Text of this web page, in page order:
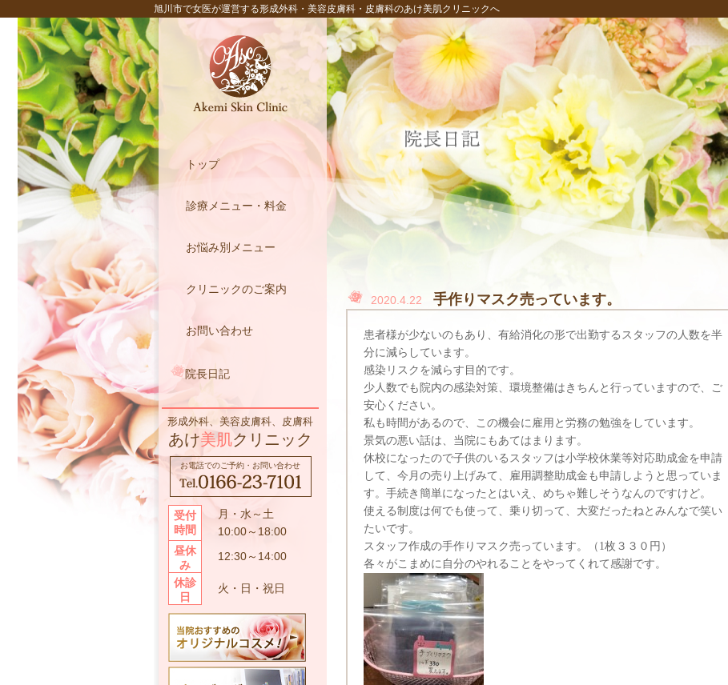
旭川市で女医が運営する形成外科・美容皮膚科・皮膚科のあけ美肌クリニックへ
トップ
診療メニュー・料金
お悩み別メニュー
クリニックのご案内
お問い合わせ
院長日記
形成外科、美容皮膚科、皮膚科
あけ美肌クリニック
お電話でのご予約・お問い合わせ
受付
時間
月・水～土
10:00～18:00
昼休
み
12:30～14:00
休診
日
火・日・祝日
2020.4.22 手作りマスク売っています。
患者様が少ないのもあり、有給消化の形で出勤するスタッフの人数を半
分に減らしています。
感染リスクを減らす目的です。
少人数でも院内の感染対策、環境整備はきちんと行っていますので、ご
安心ください。
私も時間があるので、この機会に雇用と労務の勉強をしています。
景気の悪い話は、当院にもあてはまります。
休校になったので子供のいるスタッフは小学校休業等対応助成金を申請
して、今月の売り上げみて、雇用調整助成金も申請しようと思っていま
す。手続き簡単になったとはいえ、めちゃ難しそうなんのですけど。
使える制度は何でも使って、乗り切って、大変だったねとみんなで笑い
たいです。
スタッフ作成の手作りマスク売っています。（1枚３３０円）
各々がこまめに自分のやれることをやってくれて感謝です。